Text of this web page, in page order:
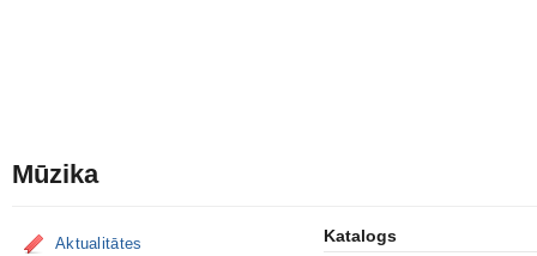
Mūzika
Aktualitātes
Katalogs